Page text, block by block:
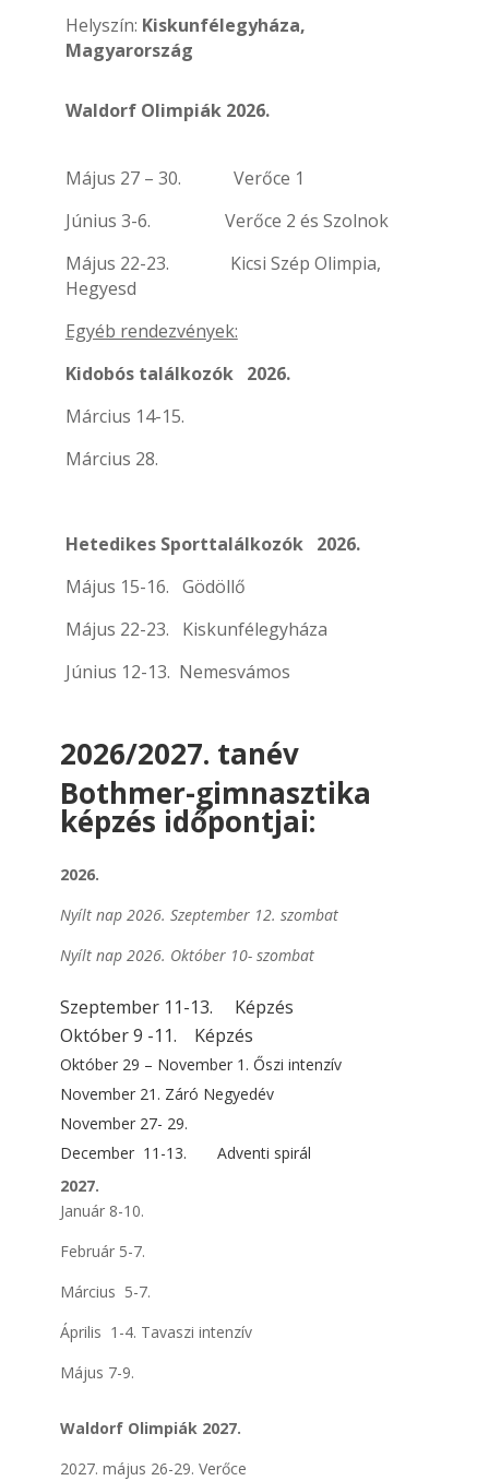
Helyszín: Kiskunfélegyháza,
Magyarország
Waldorf Olimpiák 2026.
Május 27 – 30.
Verőce 1
Június 3-6.
Verőce 2 és Szolnok
Május 22-23.
Kicsi Szép Olimpia,
Hegyesd
Egyéb rendezvények:
Kidobós találkozók
2026.
Március 14-15.
Március 28.
Hetedikes Sporttalálkozók
2026.
Május 15-16. Gödöllő
Május 22-23.
Kiskunfélegyháza
Június 12-13. Nemesvámos
2026/2027. tanév
Bothmer-gimnasztika
képzés időpontjai:
2026.
Nyílt nap 2026. Szeptember 12. szombat
Nyílt nap 2026. Október 10- szombat
Szeptember 11-13. Képzés
Október 9 -11. Képzés
Október 29 – November 1. Őszi intenzív
November 21. Záró Negyedév
November 27- 29.
December 11-13.
Adventi spirál
2027.
Január 8-10.
Február 5-7.
Március 5-7.
Április 1 -4. Tavaszi intenzív
Május 7-9.
Waldorf Olimpiák 2027.
2027. május 26-29. Verőce